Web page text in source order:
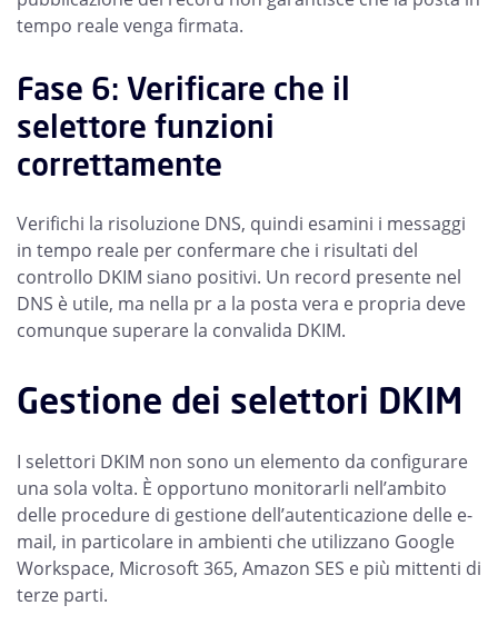
tempo reale venga firmata.
Fase 6: Verificare che il
selettore funzioni
correttamente
Verifichi la risoluzione DNS, quindi esamini i messaggi
in tempo reale per confermare che i risultati del
controllo DKIM siano positivi. Un record presente nel
DNS è utile, ma nella pr a la posta vera e propria deve
comunque superare la convalida DKIM.
Gestione dei selettori DKIM
I selettori DKIM non sono un elemento da configurare
una sola volta. È opportuno monitorarli nell’ambito
delle procedure di gestione dell’autenticazione delle e-
mail, in particolare in ambienti che utilizzano Google
Workspace, Microsoft 365, Amazon SES e più mittenti di
terze parti.